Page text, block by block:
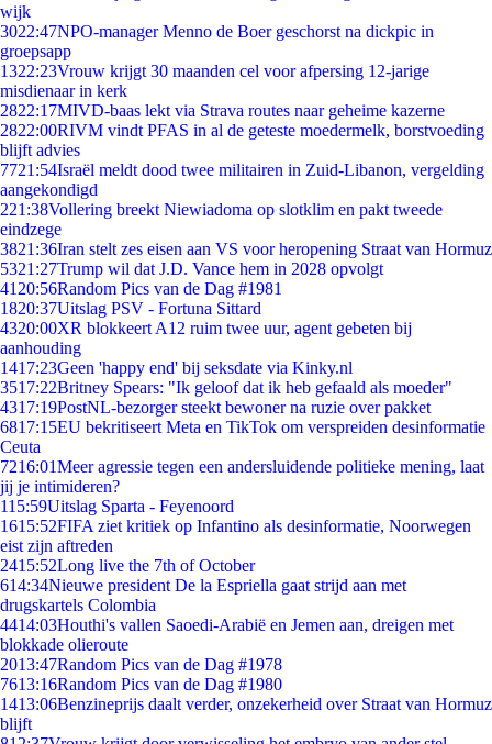
wijk
3022:47NPO-manager Menno de Boer geschorst na dickpic in
groepsapp
1322:23Vrouw krijgt 30 maanden cel voor afpersing 12-jarige
misdienaar in kerk
2822:17MIVD-baas lekt via Strava routes naar geheime kazerne
2822:00RIVM vindt PFAS in al de geteste moedermelk, borstvoeding
blijft advies
7721:54Israël meldt dood twee militairen in Zuid-Libanon, vergelding
aangekondigd
221:38Vollering breekt Niewiadoma op slotklim en pakt tweede
eindzege
3821:36Iran stelt zes eisen aan VS voor heropening Straat van Hormuz
5321:27Trump wil dat J.D. Vance hem in 2028 opvolgt
41 20:56Random Pics van de Dag #1981
1820:37Uitslag PSV - Fortuna Sittard
4320:00XR blokkeert A12 ruim twee uur, agent gebeten bij
aanhouding
1417:23Geen 'happy end' bij seksdate via Kinky.nl
3517:22Britney Spears: "Ik geloof dat ik heb gefaald als moeder"
4317:19PostNL-bezorger steekt bewoner na ruzie over pakket
6817:15EU bekritiseert Meta en TikTok om verspreiden desinformatie
Ceuta
7216:01Meer agressie tegen een andersluidende politieke mening, laat
jij je intimideren?
115:59Uitslag Sparta - Feyenoord
1615:52FIFA ziet kritiek op Infantino als desinformatie, Noorwegen
eist zijn aftreden
2415:52Long live the 7th of October
614:34Nieuwe president De la Espriella gaat strijd aan met
drugskartels Colombia
4414:03Houthi's vallen Saoedi-Arabië en Jemen aan, dreigen met
blokkade olieroute
2013:47Random Pics van de Dag #1978
7613:16Random Pics van de Dag #1980
1413:06Benzineprijs daalt verder, onzekerheid over Straat van Hormuz
blijft